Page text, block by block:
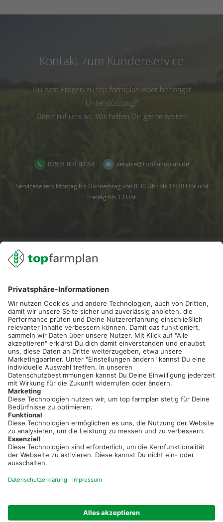
Kontakt zum Kundenservice
Du hast Fragen zu top farmplan oder benötigst
Unterstützung?
Dann ruf uns an. Wir helfen Dir gerne weiter!
02501 801 44 84 service@topfarmplan.de
Servicezeiten: Montag bis Donnerstag von 8:30 Uhr bis 16:30 Uhr und
Freitag bis 13 Uhr
02501 801 44 84
service@topfarmplan.de
Sei immer auf dem Laufenden!
Neue Features, spannende Tipps und hilfreiche Anleitungen!
Registriere dich kostenlos!
einfach und bequem!
Kostenlos registrieren & sofort starten